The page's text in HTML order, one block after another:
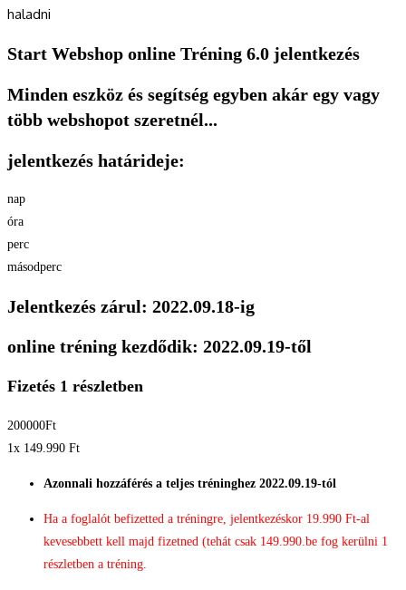
haladni
Start Webshop online Tréning 6.0 jelentkezés
Minden eszköz és segítség egyben akár egy vagy
több webshopot szeretnél...
jelentkezés határideje:
nap
óra
perc
másodperc
Jelentkezés zárul: 2022.09.18-ig
online tréning kezdődik: 2022.09.19-től
Fizetés 1 részletben
200000Ft
1x 149.990 Ft
Azonnali hozzáférés a teljes tréninghez 2022.09.19-tól
Ha a foglalót befizetted a tréningre, jelentkezéskor 19.990 Ft-al
kevesebbett kell majd fizetned (tehát csak 149.990.be fog kerülni 1
részletben a tréning.